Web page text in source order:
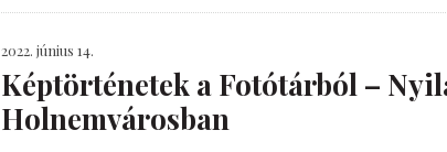
2022. június 14.
Képtörténetek a Fotótárból –
Holnemvárosban